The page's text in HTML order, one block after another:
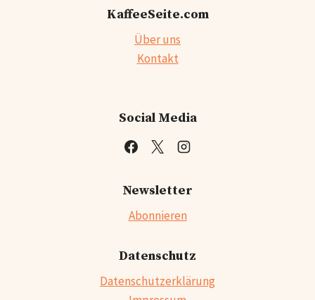
KaffeeSeite.com
Über uns
Kontakt
Social Media
Newsletter
Abonnieren
Datenschutz
Datenschutzerklärung